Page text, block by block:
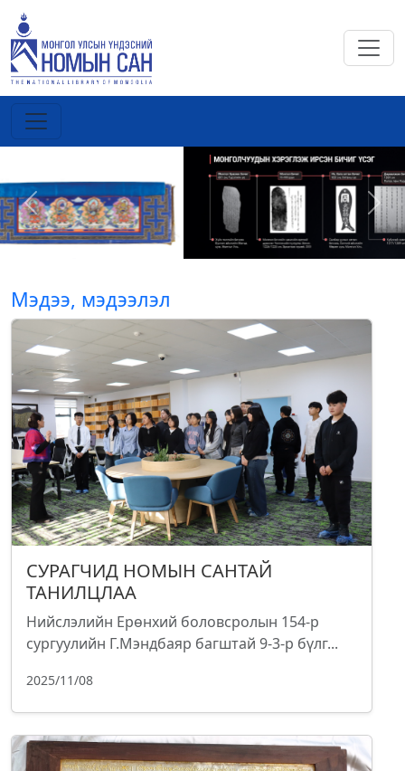
Previous Next
Мэдээ, мэдээлэл
СУРАГЧИД НОМЫН САНТАЙ
ТАНИЛЦЛАА
Нийслэлийн Ерөнхий боловсролын 154-р
сургуулийн Г.Мэндбаяр багштай 9-3-р бүлг...
2025/11/08